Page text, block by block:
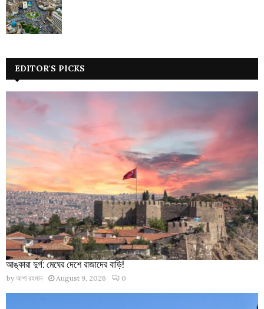
EDITOR'S PICKS
আঙ্কারা দুর্গ: মেঘের দেশে রাজাদের বাড়ি!
by আশা রহমান August 9, 2026 0